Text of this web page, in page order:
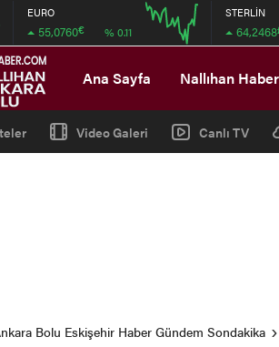
EURO
55,0760€ % 0.11
STERLİN
64,2468
Ana Sayfa Nallıhan Haber
Video Galeri Canlı TV
Bolu Eskişehir Haber Gündem Sondakika